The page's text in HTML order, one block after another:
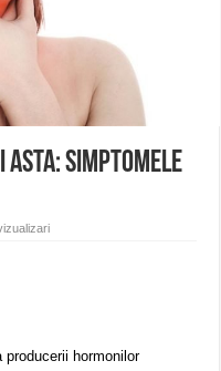
– avarie – Calea
asta: Simptomele
producerii hormonilor